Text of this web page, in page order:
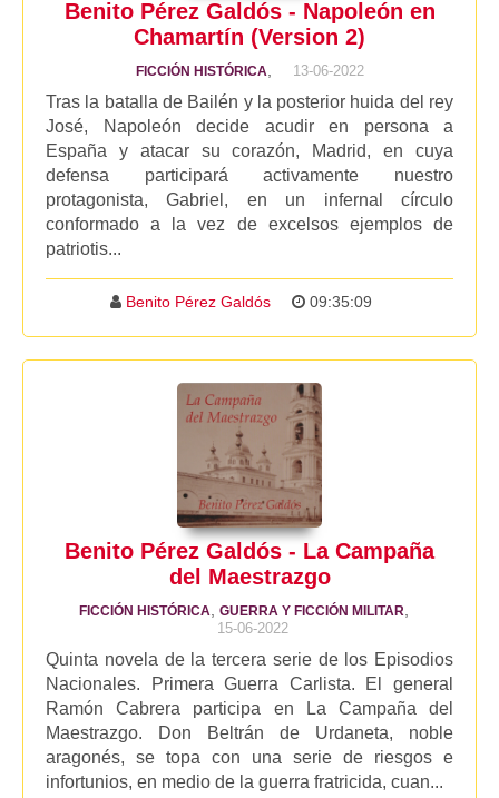
Benito Pérez Galdós - Napoleón en
Chamartín (Version 2)
FICCIÓN HISTÓRICA 13-06-2022
Tras la batalla de Bailén y la posterior huida del rey
José, Napoleón decide acudir en persona a
España y atacar su corazón, Madrid, en cuya
defensa participará activamente nuestro
protagonista, Gabriel, en un infernal círculo
conformado a la vez de excelsos ejemplos de
patriotis...
Benito Pérez Galdós 09:35:09
Benito Pérez Galdós - La Campaña
del Maestrazgo
FICCIÓN HISTÓRICA GUERRA Y FICCIÓN MILITAR
15-06-2022
Quinta novela de la tercera serie de los Episodios
Nacionales. Primera Guerra Carlista. El general
Ramón Cabrera participa en La Campaña del
Maestrazgo. Don Beltrán de Urdaneta, noble
aragonés, se topa con una serie de riesgos e
infortunios, en medio de la guerra fratricida, cuan...